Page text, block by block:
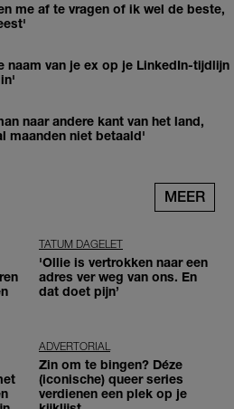
me af te vragen of ik wel de beste,
naam van je ex op je LinkedIn-tijdlijn
naar andere kant van het land,
maanden niet betaald'
MEER
TATUM DAGELET
'Ollie is vertrokken naar een
adres ver weg van ons. En
dat doet pijn’
ADVERTORIAL
Zin om te bingen? Déze
(iconische) queer series
verdienen een plek op je